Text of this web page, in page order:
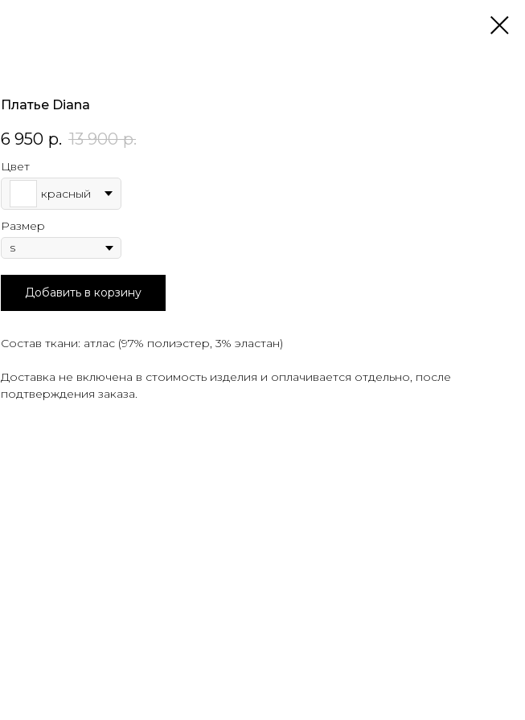
Платье Diana
6 950 р. 13 900 р.
Цвет
красный
Размер
Добавить в корзину
Состав ткани: атлас (97% полиэстер, 3% эластан)
Доставка не включена в стоимость изделия и оплачивается отдельно, после
подтверждения заказа.